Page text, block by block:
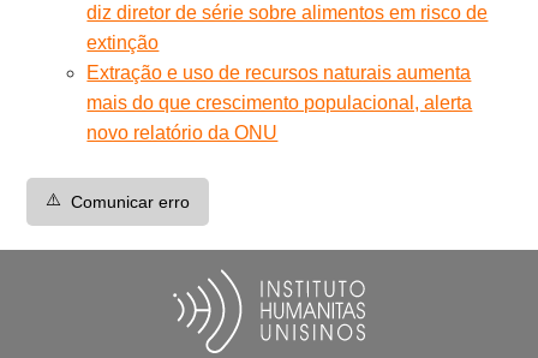
diz diretor de série sobre alimentos em risco de
extinção
Extração e uso de recursos naturais aumenta
mais do que crescimento populacional, alerta
novo relatório da ONU
⚠️ Comunicar erro